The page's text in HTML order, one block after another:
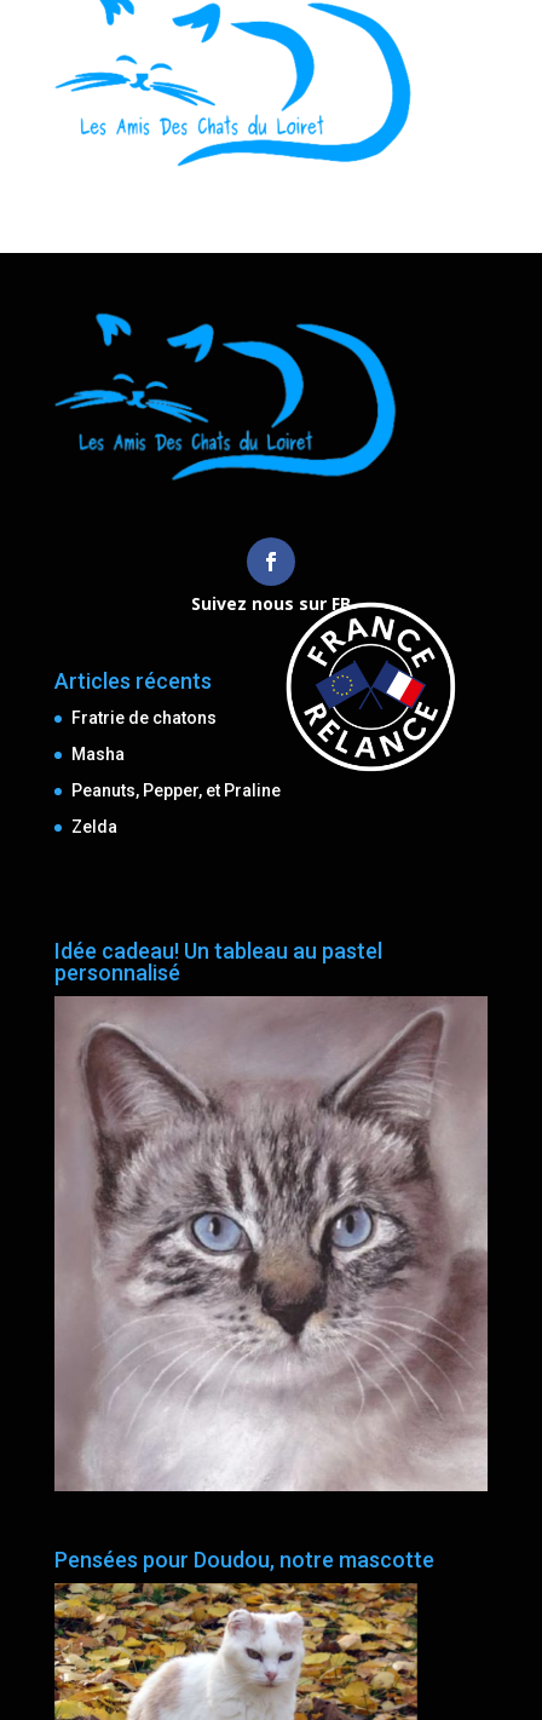
Suivez nous sur FB
Articles récents
Fratrie de chatons
Masha
Peanuts, Pepper, et Praline
Zelda
Idée cadeau! Un tableau au pastel
personnalisé
Pensées pour Doudou, notre mascotte